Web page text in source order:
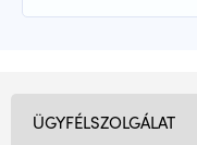
ÜGYFÉLSZOLGÁLAT